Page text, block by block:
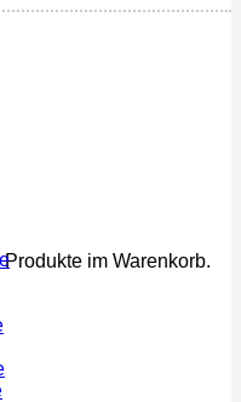
im Warenkorb.